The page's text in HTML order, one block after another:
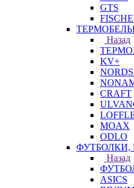
GTS
Назад
KV+
CRAFT
MOAX
ODLO
Назад
ASICS